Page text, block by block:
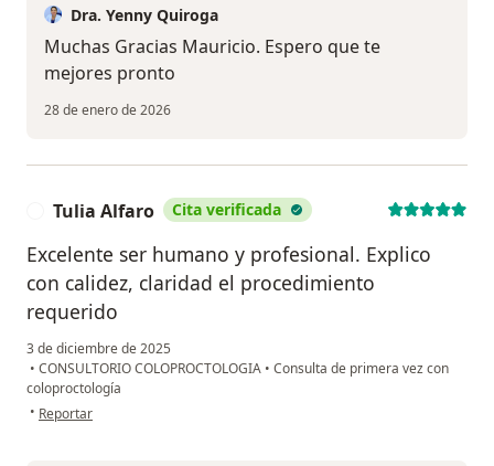
Dra. Yenny Quiroga
Muchas Gracias Mauricio. Espero que te
mejores pronto
28 de enero de 2026
Tulia Alfaro Cita verificada
Excelente ser humano y profesional. Explico
con calidez, claridad el procedimiento
requerido
3 de diciembre de 2025
• CONSULTORIO COLOPROCTOLOGIA • Consulta de primera vez con
coloproctología
• en opinión del usuario Tulia Alfaro
Reportar